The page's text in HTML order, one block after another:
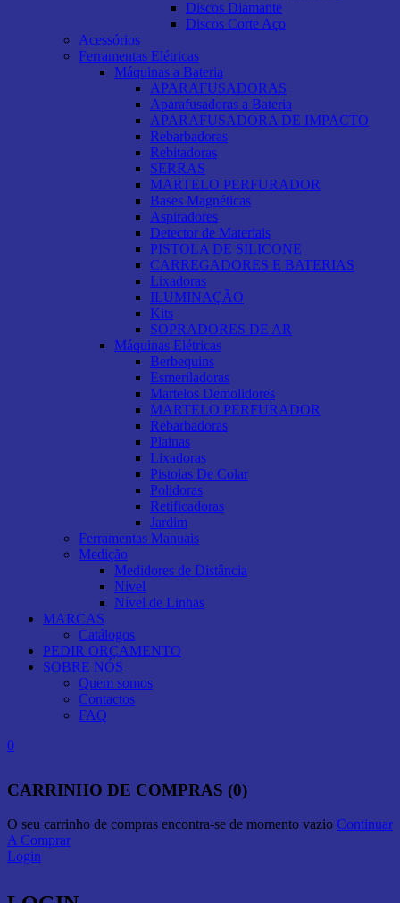
Discos Diamante
Discos Corte Aço
Acessórios
Ferramentas Elétricas
Máquinas a Bateria
APARAFUSADORAS
Aparafusadoras a Bateria
APARAFUSADORA DE IMPACTO
Rebarbadoras
Rebitadoras
SERRAS
MARTELO PERFURADOR
Bases Magnéticas
Aspiradores
Detector de Materiais
PISTOLA DE SILICONE
CARREGADORES E BATERIAS
Lixadoras
ILUMINAÇÃO
Kits
SOPRADORES DE AR
Máquinas Elétricas
Berbequins
Esmeriladoras
Martelos Demolidores
MARTELO PERFURADOR
Rebarbadoras
Plainas
Lixadoras
Pistolas De Colar
Polidoras
Retificadoras
Jardim
Ferramentas Manuais
Medição
Medidores de Distância
Nível
Nível de Linhas
MARCAS
Catálogos
PEDIR ORÇAMENTO
SOBRE NÓS
Quem somos
Contactos
FAQ
0
CARRINHO DE COMPRAS (0)
O seu carrinho de compras encontra-se de momento vazio Continuar
A Comprar
Login